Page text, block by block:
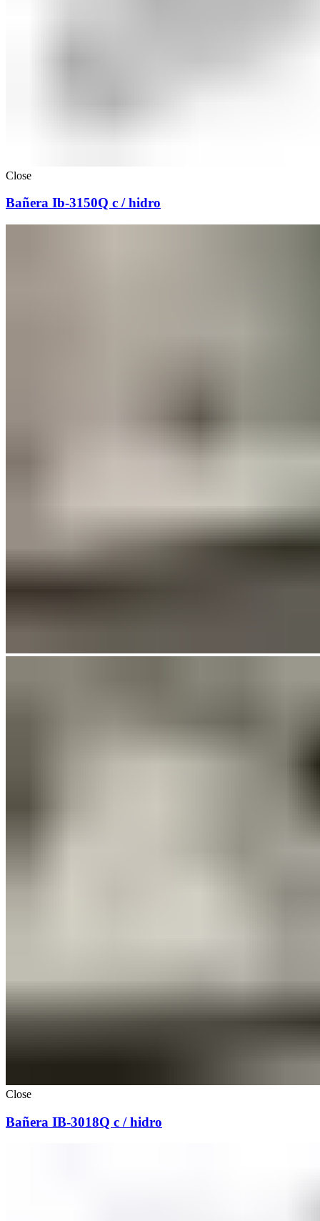
Close
Bañera Ib-3150Q c / hidro
Close
Bañera IB-3018Q c / hidro